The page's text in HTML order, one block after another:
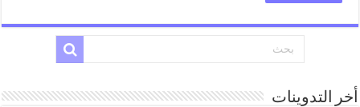
أخر التدوينات